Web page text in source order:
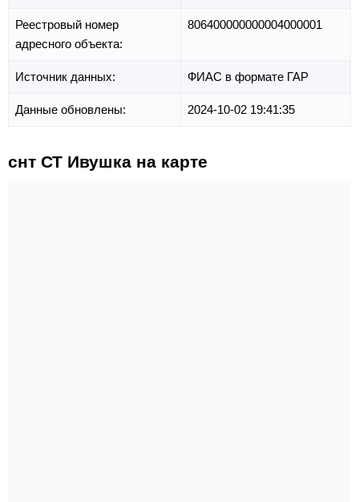
Реестровый номер
адресного объекта:
806400000000004000001
Источник данных: ФИАС в формате ГАР
Данные обновлены: 2024-10-02 19:41:35
снт СТ Ивушка на карте